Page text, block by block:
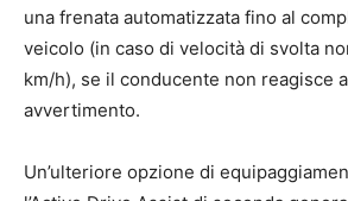
una frenata automatizzata fino al
veicolo (in caso di velocità di svolta
km/h), se il conducente non reagisce
avvertimento.
Un’ulteriore opzione di